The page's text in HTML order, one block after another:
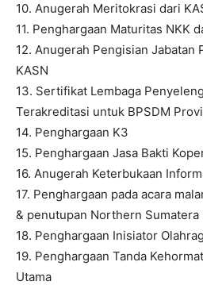
10. Anugerah Meritokrasi dari
11. Penghargaan Maturitas NKK
12. Anugerah Pengisian Jabatan
KASN
13. Sertifikat Lembaga
Terakreditasi untuk BPSDM
14. Penghargaan K3
15. Penghargaan Jasa Bakti
16. Anugerah Keterbukaan
17. Penghargaan pada acara
& penutupan Northern Sumatera
18. Penghargaan Inisiator
19. Penghargaan Tanda
Utama